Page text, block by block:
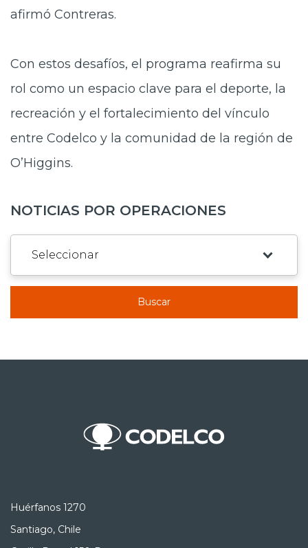
afirmó Contreras.
Con estos desafíos, el programa reafirma su
rol como un espacio clave para el deporte, la
recreación y el fortalecimiento del vínculo
entre Codelco y la comunidad de la región de
O’Higgins.
NOTICIAS POR OPERACIONES
Buscar
Huérfanos 1270
Santiago, Chile